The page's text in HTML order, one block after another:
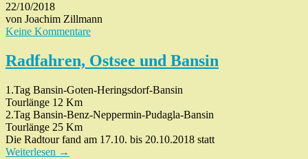
22/10/2018
von Joachim Zillmann
Keine Kommentare
Radfahren, Ostsee und Bansin
1.Tag Bansin-Goten-Heringsdorf-Bansin
Tourlänge 12 Km
2.Tag Bansin-Benz-Neppermin-Pudagla-Bansin
Tourlänge 25 Km
Die Radtour fand am 17.10. bis 20.10.2018 statt
Weiterlesen →